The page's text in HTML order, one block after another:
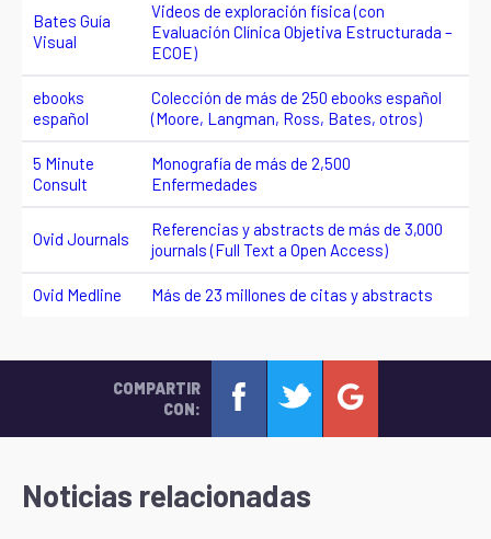
Bates Guía
Visual
Videos de exploración física (con
Evaluación Clínica Objetiva Estructurada –
ECOE)
ebooks
español
Colección de más de 250 ebooks español
(Moore, Langman, Ross, Bates, otros)
5 Minute
Consult
Monografía de más de 2,500
Enfermedades
Ovid Journals
Referencias y abstracts de más de 3,000
journals (Full Text a Open Access)
Ovid Medline Más de 23 millones de citas y abstracts
COMPARTIR
CON:
Noticias relacionadas